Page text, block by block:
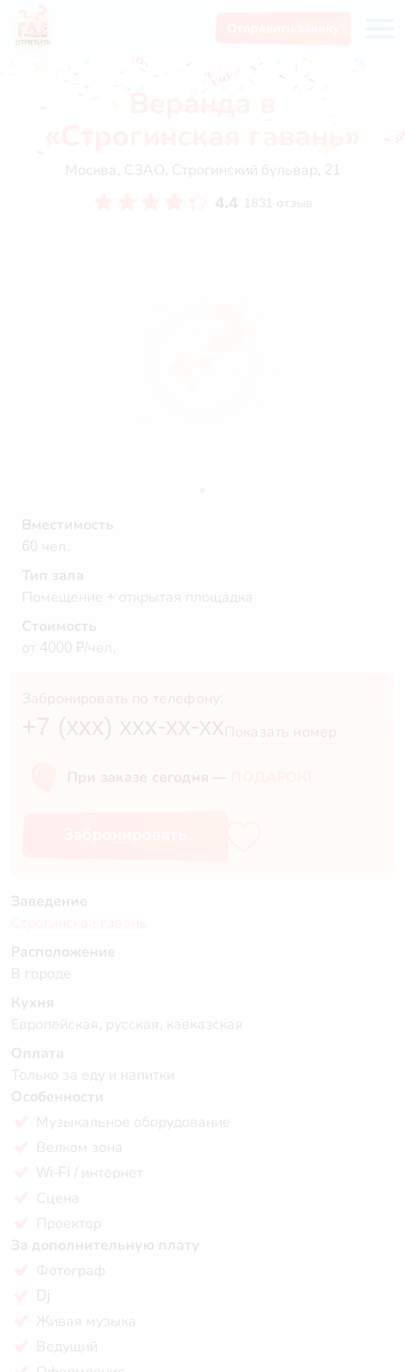
Веранда в
«Строгинская гавань»
Москва, СЗАО, Строгинский бульвар, 21
4.4 1831 отзыв
Вместимость
60 чел.
Тип зала
Помещение + открытая площадка
Стоимость
от 4000 ₽/чел.
Забронировать по телефону:
+7 (xxx) xxx-xx-xx Показать номер
При заказе сегодня —
Заведение
Расположение
В городе
Кухня
Европейская, русская, кавказская
Оплата
Только за еду и напитки
Особенности
Музыкальное оборудование
Велком зона
Wi-Fi / интернет
Сцена
Проектор
За дополнительную плату
Фотограф
Dj
Живая музыка
Ведущий